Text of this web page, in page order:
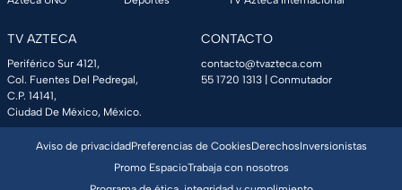
TV AZTECA
Periférico Sur 4121,
Col. Fuentes Del Pedregal,
C.P. 14141,
Ciudad De México, México.
CONTACTO
contacto@tvazteca.com
55 1720 1313 | Conmutador
Aviso de privacidadPreferencias de CookiesDerechosInversionistas
Promo EspacioTrabaja con nosotros